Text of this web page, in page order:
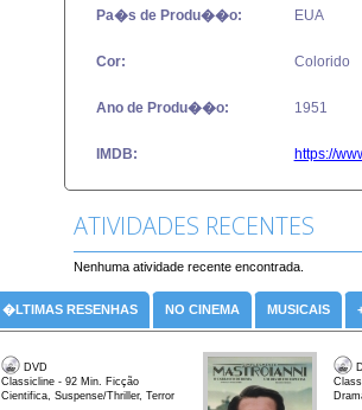
Pa�s de Produ��o: EUA
Cor: Colorido
Ano de Produ��o: 1951
IMDB: https://
ATIVIDADES RECENTES
Nenhuma atividade recente encontrada.
�LTIMAS RESENHAS NO CINEMA MUSICAIS
DVD
Classicline - 92 Min. Ficção
Cientifica, Suspense/Thriller, Terror